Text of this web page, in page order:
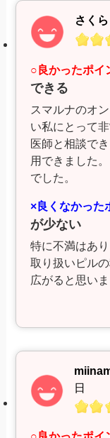
さくら
○良かったポイ
できる
スマルナのオ
い私にとって
医師と相談で
用できました
でした。
×良くなかった
が少ない
特に不満はあ
取り扱いピル
広がると思いま
日